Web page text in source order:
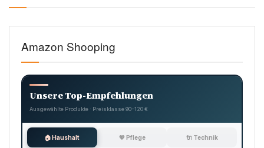
Amazon Shooping
Unsere Top-Empfehlungen
Ausgewählte Produkte · Preisklasse 90–120 €
🏠 Haushalt 💖 Pflege 🔌 Technik